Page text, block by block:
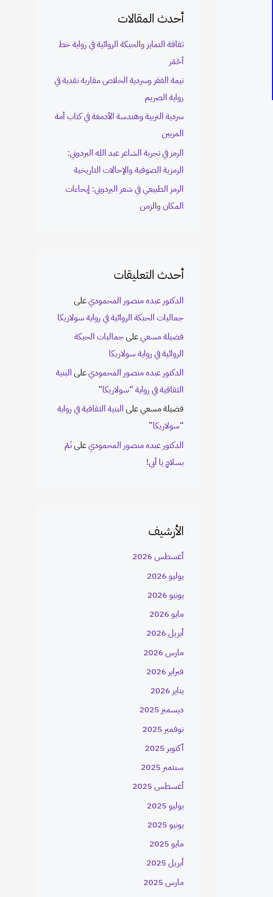
c
f
o
r
:
أحدث المقالات
ثقافة التمايز والحبكة الروائية في رواية خط
أحْمَر
تيمة الفقر وسردية الخلاص مقاربة نقدية في
رواية الصريم
سردية التربية وهندسة الأدمغة في كتاب أمة
المربين
الرمز في تجربة الشاعر عبد الله البردوني:
الرمزية الصوفية والإحالات التاريخية
الرمز الطبيعي في شعر البردوني: إيحاءات
المكان والزمن
أحدث التعليقات
الدكتور عبده منصور المحموديعلى
جماليات الحبكة الروائية في رواية سولاريكا
فضيلة مسعيعلىجماليات الحبكة
الروائية في رواية سولاريكا
الدكتور عبده منصور المحموديعلى البنية
الثقافية في رواية “سولاريكا”
فضيلة مسعيعلى البنية الثقافية في رواية
“سولاريكا”
الدكتور عبده منصور المحموديعلىنَمْ
بسلامٍ يا أبي!
الأرشيف
أغسطس 2026
يوليو 2026
يونيو 2026
مايو 2026
أبريل 2026
مارس 2026
فبراير 2026
يناير 2026
ديسمبر 2025
نوفمبر 2025
أكتوبر 2025
سبتمبر 2025
أغسطس 2025
يوليو 2025
يونيو 2025
مايو 2025
أبريل 2025
مارس 2025